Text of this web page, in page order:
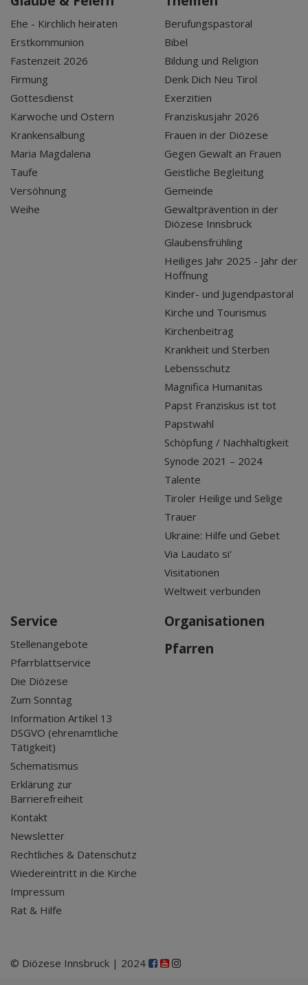
Ehe - Kirchlich heiraten
Erstkommunion
Fastenzeit 2026
Firmung
Gottesdienst
Karwoche und Ostern
Krankensalbung
Maria Magdalena
Taufe
Versöhnung
Weihe
Berufungspastoral
Bibel
Bildung und Religion
Denk Dich Neu Tirol
Exerzitien
Franziskusjahr 2026
Frauen in der Diözese
Gegen Gewalt an Frauen
Geistliche Begleitung
Gemeinde
Gewaltprävention in der
Diözese Innsbruck
Glaubensfrühling
Heiliges Jahr 2025 - Jahr der
Hoffnung
Kinder- und Jugendpastoral
Kirche und Tourismus
Kirchenbeitrag
Krankheit und Sterben
Lebensschutz
Magnifica Humanitas
Papst Franziskus ist tot
Papstwahl
Schöpfung / Nachhaltigkeit
Synode 2021 – 2024
Talente
Tiroler Heilige und Selige
Trauer
Ukraine: Hilfe und Gebet
Via Laudato si'
Visitationen
Weltweit verbunden
Service
Stellenangebote
Pfarrblattservice
Die Diözese
Zum Sonntag
Information Artikel 13
DSGVO (ehrenamtliche
Tätigkeit)
Schematismus
Erklärung zur
Barrierefreiheit
Kontakt
Newsletter
Rechtliches & Datenschutz
Wiedereintritt in die Kirche
Impressum
Rat & Hilfe
Organisationen
Pfarren
© Diözese Innsbruck | 2024